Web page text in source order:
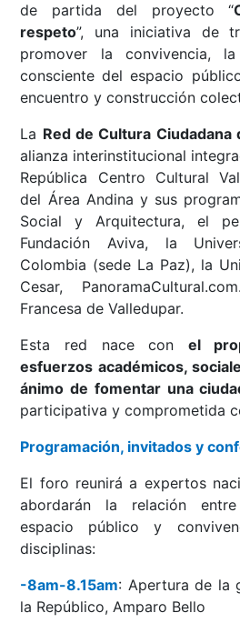
de partida del proyecto “
respeto”, una iniciativa de
promover la convivencia,
consciente del espacio
encuentro y construcción
La Red de Cultura Ciudadana
alianza interinstitucional
República Centro Cultural
del Área Andina y sus
Social y Arquitectura, el
Fundación Aviva, la
Colombia (sede La Paz), la
Cesar,
Francesa de Valledupar.
Esta red nace con el
esfuerzos académicos,
ánimo de fomentar una
participativa y comprometida
Programación, invitados y
El foro reunirá a expertos
abordarán la relación
espacio público y
disciplinas:
-8am-8.15am: Apertura de la
la Repúblico, Amparo Bello